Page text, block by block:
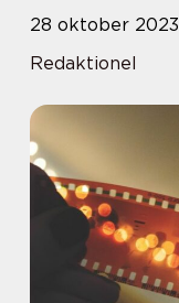
28 oktober 2023
Redaktionel